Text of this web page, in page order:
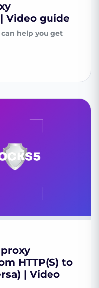
Video guide
help you get
HTTP(S) to
| Video